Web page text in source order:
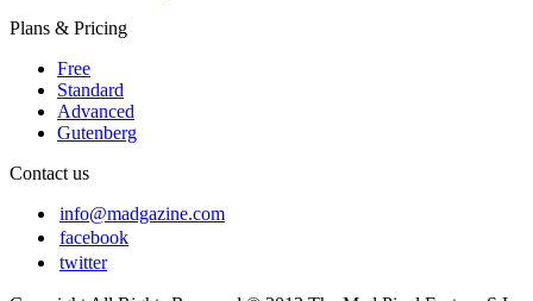
Plans & Pricing
Free
Standard
Advanced
Gutenberg
Contact us
info@madgazine.com
facebook
twitter